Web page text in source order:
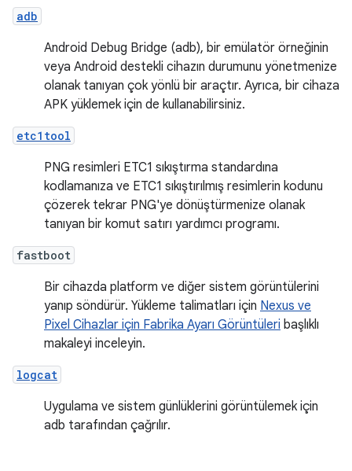
adb
Android Debug Bridge (adb), bir emülatör örneğinin
veya Android destekli cihazın durumunu yönetmenize
olanak tanıyan çok yönlü bir araçtır. Ayrıca, bir cihaza
APK yüklemek için de kullanabilirsiniz.
etc1tool
PNG resimleri ETC1 sıkıştırma standardına
kodlamanıza ve ETC1 sıkıştırılmış resimlerin kodunu
çözerek tekrar PNG'ye dönüştürmenize olanak
tanıyan bir komut satırı yardımcı programı.
fastboot
Bir cihazda platform ve diğer sistem görüntülerini
yanıp söndürür. Yükleme talimatları için Nexus ve
Pixel Cihazlar için Fabrika Ayarı Görüntüleri başlıklı
makaleyi inceleyin.
logcat
Uygulama ve sistem günlüklerini görüntülemek için
adb tarafından çağrılır.